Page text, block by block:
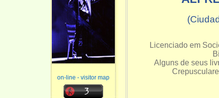
on-line - visitor map
Licenciado em
Alguns de seus